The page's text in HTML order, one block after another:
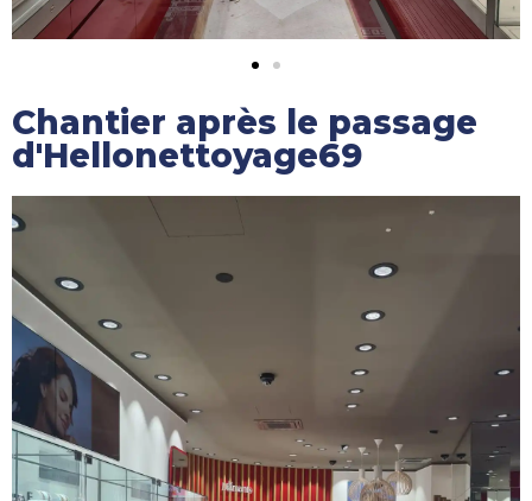
Chantier après le passage
d'Hellonettoyage69